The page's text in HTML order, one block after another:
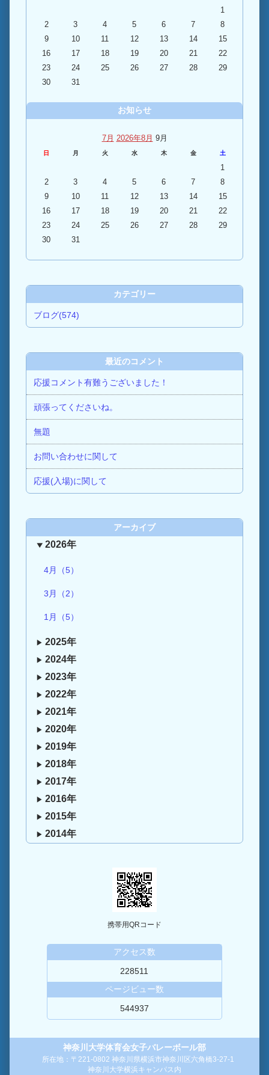
1
2
3 4 5 6 7
8
9
10 11 12 13 14
15
16
17 18 19 20 21
22
23
24 25 26 27 28
29
30
31
お知らせ
7月 2026年8月 9月
日 月 火 水 木 金 土
1
2
3 4 5 6 7
8
9
10 11 12 13 14
15
16
17 18 19 20 21
22
23
24 25 26 27 28
29
30
31
カテゴリー
ブログ(574)
最近のコメント
応援コメント有難うございました！
頑張ってくださいね。
無題
お問い合わせに関して
応援(入場)に関して
アーカイブ
2026年
4月（5）
3月（2）
1月（5）
2025年
2024年
2023年
2022年
2021年
2020年
2019年
2018年
2017年
2016年
2015年
2014年
携帯用QRコード
アクセス数
228511
ページビュー数
544937
神奈川大学体育会女子バレーボール部
所在地：〒221-0802 神奈川県横浜市神奈川区六角橋3-27-1
神奈川大学横浜キャンパス内